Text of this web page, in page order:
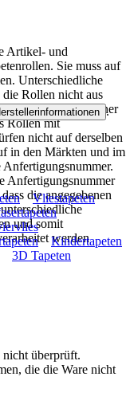
Artikel- und
Sie muss auf
Unterschiedliche
die Rollen nicht aus
die Gefahr einer
Rollen mit
nicht auf derselben
in den Märkten und im
Anfertigungsnummer
die angegebenen
und somit
werden
.
Vliestapeten
Kindertapeten
3D Tapeten
überprüft.
die die Ware nicht